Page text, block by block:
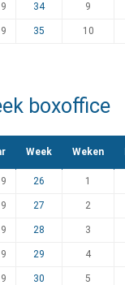
34 9
35 10
boxoffice
Week Weken
26 1
27 2
28 3
29 4
30 5